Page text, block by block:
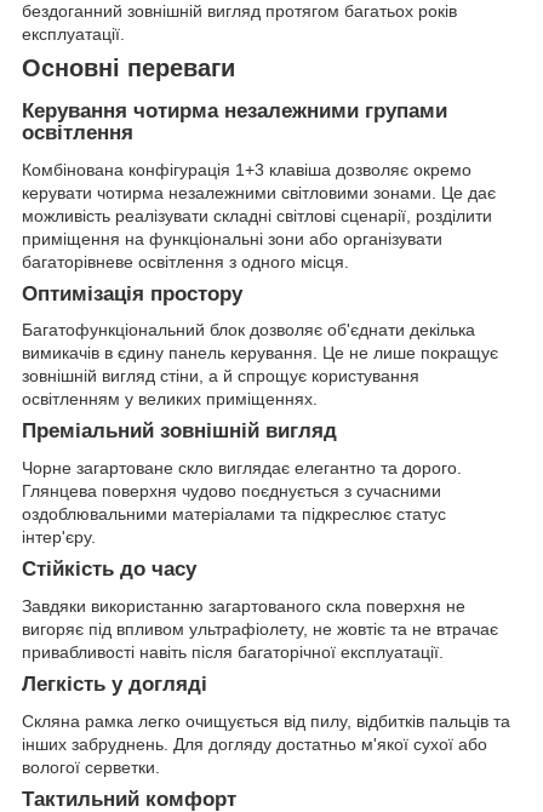
бездоганний зовнішній вигляд протягом багатьох років
експлуатації.
Основні переваги
Керування чотирма незалежними групами
освітлення
Комбінована конфігурація 1+3 клавіша дозволяє окремо
керувати чотирма незалежними світловими зонами. Це дає
можливість реалізувати складні світлові сценарії, розділити
приміщення на функціональні зони або організувати
багаторівневе освітлення з одного місця.
Оптимізація простору
Багатофункціональний блок дозволяє об'єднати декілька
вимикачів в єдину панель керування. Це не лише покращує
зовнішній вигляд стіни, а й спрощує користування
освітленням у великих приміщеннях.
Преміальний зовнішній вигляд
Чорне загартоване скло виглядає елегантно та дорого.
Глянцева поверхня чудово поєднується з сучасними
оздоблювальними матеріалами та підкреслює статус
інтер'єру.
Стійкість до часу
Завдяки використанню загартованого скла поверхня не
вигоряє під впливом ультрафіолету, не жовтіє та не втрачає
привабливості навіть після багаторічної експлуатації.
Легкість у догляді
Скляна рамка легко очищується від пилу, відбитків пальців та
інших забруднень. Для догляду достатньо м'якої сухої або
вологої серветки.
Тактильний комфорт